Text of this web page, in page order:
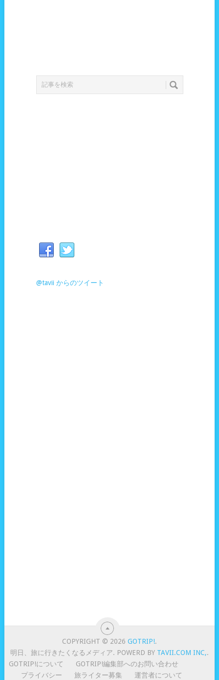
@tavii からのツイート
COPYRIGHT © 2026GOTRIP!.
明日、旅に行きたくなるメディア. POWERD BY TAVII.COM INC,.
GOTRIP!について
GOTRIP!編集部へのお問い合わせ
プライバシー
旅ライター募集 運営者について